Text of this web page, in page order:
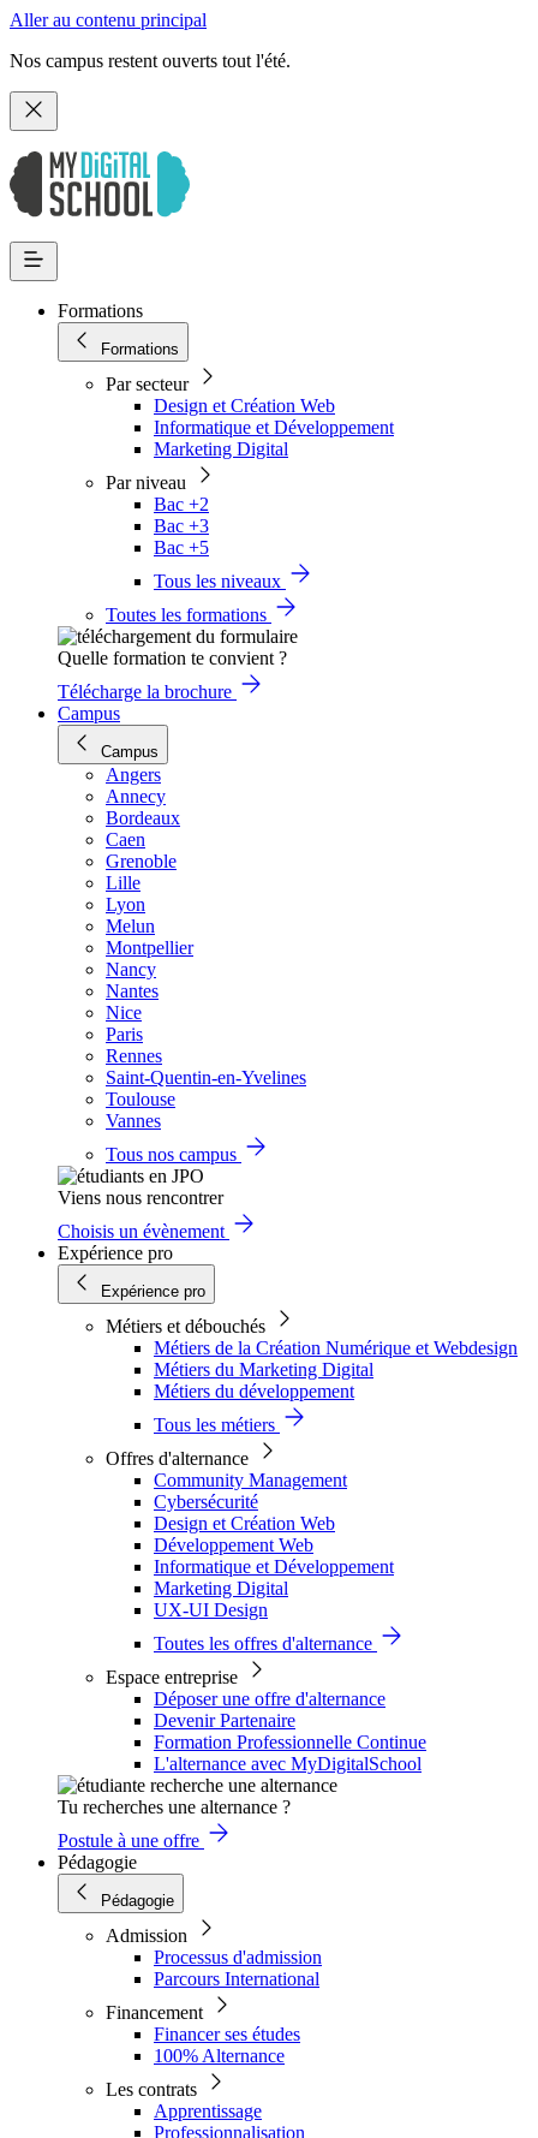
Aller au contenu principal
Nos campus restent ouverts tout l'été.
Formations
Formations
Par secteur
Design et Création Web
Informatique et Développement
Marketing Digital
Par niveau
Bac +2
Bac +3
Bac +5
Tous les niveaux
Toutes les formations
Quelle formation te convient ?
Télécharge la brochure
Campus
Campus
Angers
Annecy
Bordeaux
Caen
Grenoble
Lille
Lyon
Melun
Montpellier
Nancy
Nantes
Nice
Paris
Rennes
Saint-Quentin-en-Yvelines
Toulouse
Vannes
Tous nos campus
Viens nous rencontrer
Choisis un évènement
Expérience pro
Expérience pro
Métiers et débouchés
Métiers de la Création Numérique et Webdesign
Métiers du Marketing Digital
Métiers du développement
Tous les métiers
Offres d'alternance
Community Management
Cybersécurité
Design et Création Web
Développement Web
Informatique et Développement
Marketing Digital
UX-UI Design
Toutes les offres d'alternance
Espace entreprise
Déposer une offre d'alternance
Devenir Partenaire
Formation Professionnelle Continue
L'alternance avec MyDigitalSchool
Tu recherches une alternance ?
Postule à une offre
Pédagogie
Pédagogie
Admission
Processus d'admission
Parcours International
Financement
Financer ses études
100% Alternance
Les contrats
Apprentissage
Professionnalisation